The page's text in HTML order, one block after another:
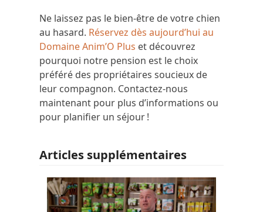
Ne laissez pas le bien-être de votre chien
au hasard. Réservez dès aujourd’hui au
Domaine Anim’O Plus et découvrez
pourquoi notre pension est le choix
préféré des propriétaires soucieux de
leur compagnon. Contactez-nous
maintenant pour plus d’informations ou
pour planifier un séjour !
Articles supplémentaires